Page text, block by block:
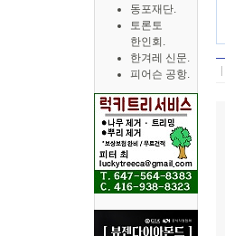
동포재단.
토론토
한인회.
한겨레 신문.
피어슨 공항.